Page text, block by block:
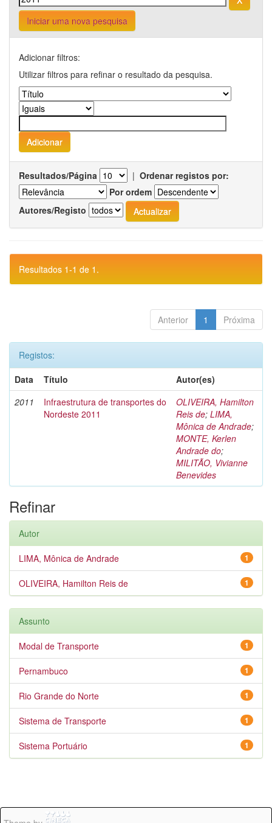
Iniciar uma nova pesquisa
Adicionar filtros:
Utilizar filtros para refinar o resultado da pesquisa.
Resultados/Página | Ordenar registos por:
Por ordem
Autores/Registo
Resultados 1-1 de 1.
Anterior 1 Próxima
Registos:
Data
Título
Autor(es)
2011
Infraestrutura de transportes do
Nordeste 2011
OLIVEIRA, Hamilton
Reis de; LIMA,
Mônica de Andrade;
MONTE, Kerlen
Andrade do;
MILITÃO, Vivianne
Benevides
Refinar
Autor
1
LIMA, Mônica de Andrade
1
OLIVEIRA, Hamilton Reis de
Assunto
1
Modal de Transporte
1
Pernambuco
1
Rio Grande do Norte
1
Sistema de Transporte
1
Sistema Portuário